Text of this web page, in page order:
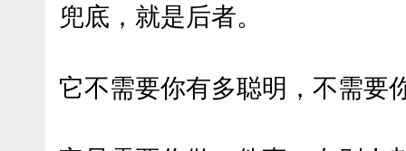
兜底，就是后者。
它不需要你有多聪明，不需要